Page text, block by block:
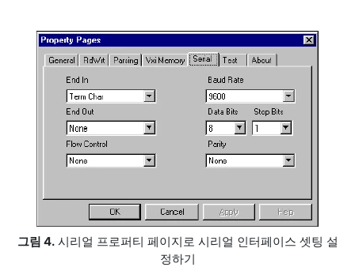
그림 4.시리얼 프로퍼티 페이지로 시리얼 인터페이스 셋팅 설
정하기